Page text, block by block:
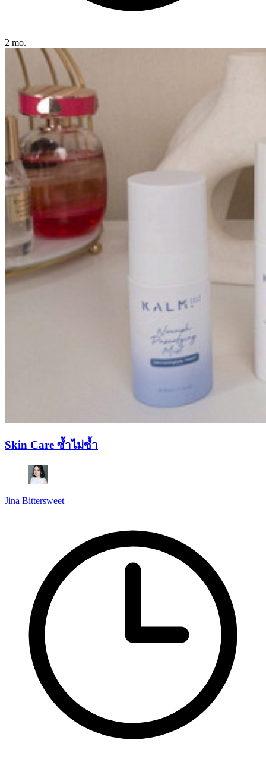
2 mo.
Skin Care ซ้ำไม่ซ้ำ
Jina Bittersweet